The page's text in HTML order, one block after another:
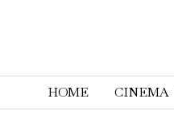
HOME CINEMA